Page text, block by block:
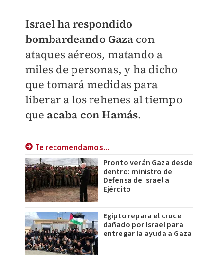
Israel ha respondido
bombardeando Gaza con
ataques aéreos, matando a
miles de personas, y ha dicho
que tomará medidas para
liberar a los rehenes al tiempo
que acaba con Hamás.
Te recomendamos...
Pronto verán Gaza desde
dentro: ministro de
Defensa de Israel a
Ejército
Egipto repara el cruce
dañado por Israel para
entregar la ayuda a Gaza